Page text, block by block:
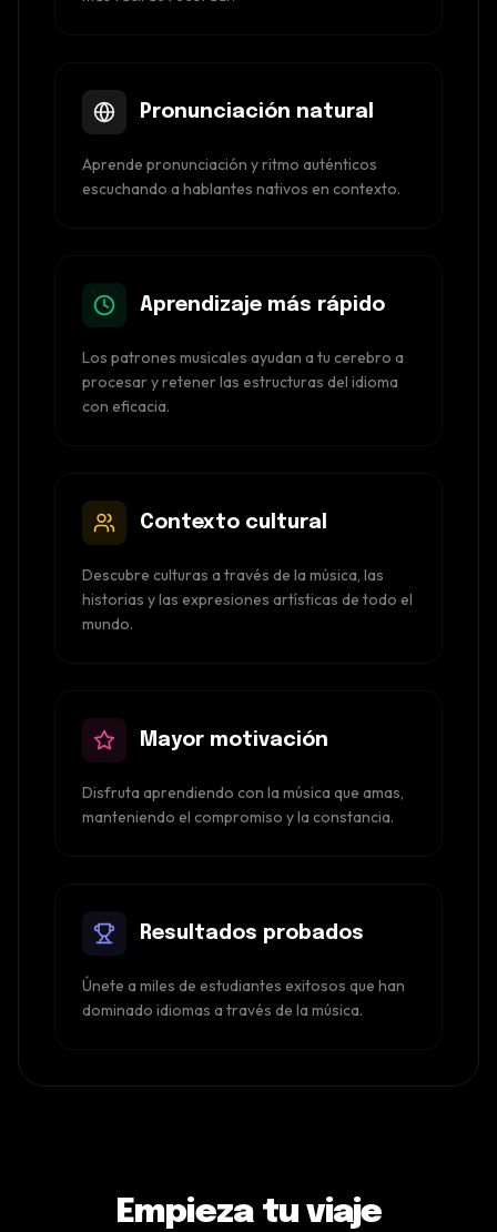
Pronunciación natural
Aprende pronunciación y ritmo auténticos
escuchando a hablantes nativos en contexto.
Aprendizaje más rápido
Los patrones musicales ayudan a tu cerebro a
procesar y retener las estructuras del idioma
con eficacia.
Contexto cultural
Descubre culturas a través de la música, las
historias y las expresiones artísticas de todo el
mundo.
Mayor motivación
Disfruta aprendiendo con la música que amas,
manteniendo el compromiso y la constancia.
Resultados probados
Únete a miles de estudiantes exitosos que han
dominado idiomas a través de la música.
Empieza tu viaje